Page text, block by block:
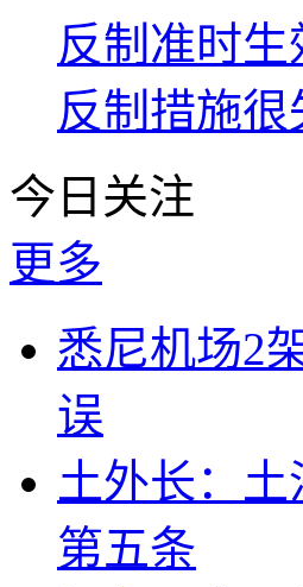
反制准时
反制措施很
今日关注
更多
悉尼机场2
误
土外长：
第五条